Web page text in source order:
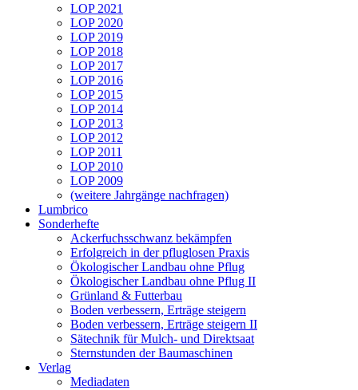
LOP 2021
LOP 2020
LOP 2019
LOP 2018
LOP 2017
LOP 2016
LOP 2015
LOP 2014
LOP 2013
LOP 2012
LOP 2011
LOP 2010
LOP 2009
(weitere Jahrgänge nachfragen)
Lumbrico
Sonderhefte
Ackerfuchsschwanz bekämpfen
Erfolgreich in der pfluglosen Praxis
Ökologischer Landbau ohne Pflug
Ökologischer Landbau ohne Pflug II
Grünland & Futterbau
Boden verbessern, Erträge steigern
Boden verbessern, Erträge steigern II
Sätechnik für Mulch- und Direktsaat
Sternstunden der Baumaschinen
Verlag
Mediadaten